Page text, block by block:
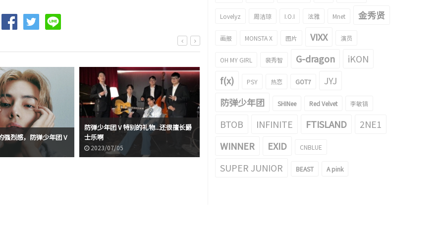
强烈感，防弹少年团 V
防弹少年团 V 特别的礼物...还很擅长爵
士乐啊
2023/07/05 2023/07/20
Lovelyz 周洁琼 I.O.I 泫雅 Mnet 金秀贤
画报 MONSTA X 图片 VIXX 演员
OH MY GIRL 裴秀智 G-dragon
iKON
f(x)
PSY 热恋 GOT7
JYJ
防弹少年团
SHINee Red Velvet 李敏镐
BTOB INFINITE FTISLAND
2NE1
WINNER
EXID CNBLUE
SUPER JUNIOR BEAST A pink